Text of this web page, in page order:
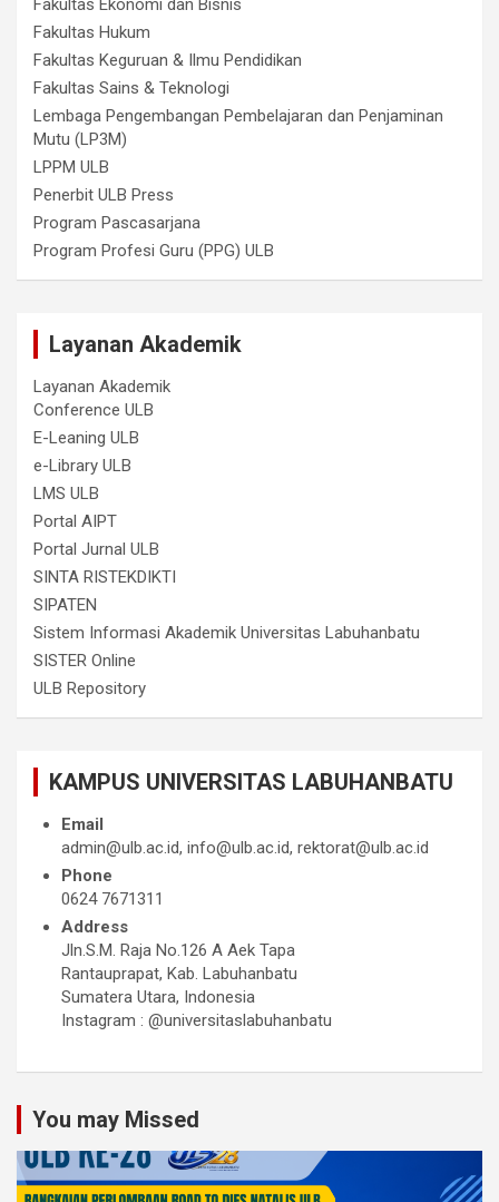
Fakultas Ekonomi dan Bisnis
Fakultas Hukum
Fakultas Keguruan & Ilmu Pendidikan
Fakultas Sains & Teknologi
Lembaga Pengembangan Pembelajaran dan Penjaminan
Mutu (LP3M)
LPPM ULB
Penerbit ULB Press
Program Pascasarjana
Program Profesi Guru (PPG) ULB
Layanan Akademik
Layanan Akademik
Conference ULB
E-Leaning ULB
e-Library ULB
LMS ULB
Portal AIPT
Portal Jurnal ULB
SINTA RISTEKDIKTI
SIPATEN
Sistem Informasi Akademik Universitas Labuhanbatu
SISTER Online
ULB Repository
KAMPUS UNIVERSITAS LABUHANBATU
Email
admin@ulb.ac.id, info@ulb.ac.id, rektorat@ulb.ac.id
Phone
0624 7671311
Address
Jln.S.M. Raja No.126 A Aek Tapa
Rantauprapat, Kab. Labuhanbatu
Sumatera Utara, Indonesia
Instagram : @universitaslabuhanbatu
You may Missed